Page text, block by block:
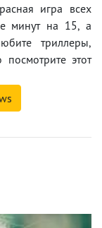
игра всех
минут на 15, а
триллеры,
этот